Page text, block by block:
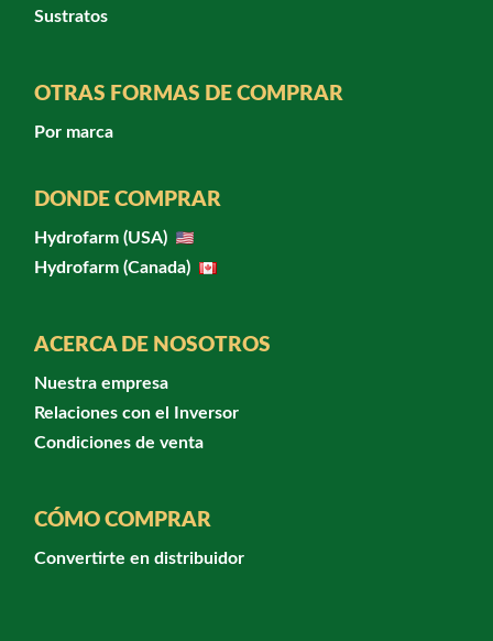
Sustratos
OTRAS FORMAS DE COMPRAR
Por marca
DONDE COMPRAR
Hydrofarm (USA)
Hydrofarm (Canada)
ACERCA DE NOSOTROS
Nuestra empresa
Relaciones con el Inversor
Condiciones de venta
CÓMO COMPRAR
Convertirte en distribuidor